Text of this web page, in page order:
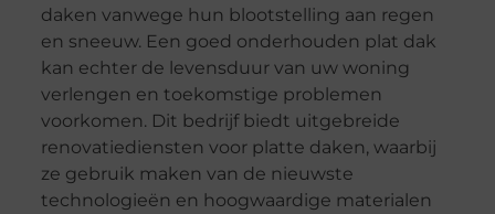
daken vanwege hun blootstelling aan regen
en sneeuw. Een goed onderhouden plat dak
kan echter de levensduur van uw woning
verlengen en toekomstige problemen
voorkomen. Dit bedrijf biedt uitgebreide
renovatiediensten voor platte daken, waarbij
ze gebruik maken van de nieuwste
technologieën en hoogwaardige materialen